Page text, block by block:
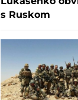
s Ruskom